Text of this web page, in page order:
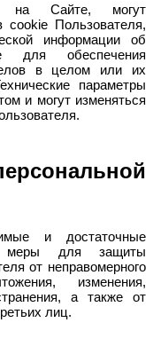
на Сайте, могут
cookie Пользователя,
информации об
для обеспечения
в целом или их
параметры
и могут изменяться
и достаточные
меры для защиты
от неправомерного
изменения,
а также от
лиц.